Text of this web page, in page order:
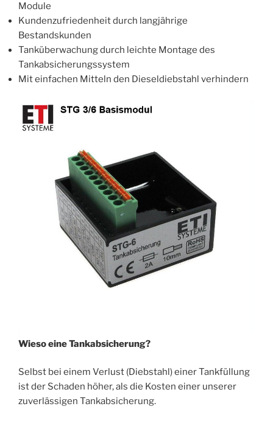
Module
Kundenzufriedenheit durch langjährige
Bestandskunden
Tanküberwachung durch leichte Montage des
Tankabsicherungssystem
Mit einfachen Mitteln den Dieseldiebstahl verhindern
Wieso eine Tankabsicherung?
Selbst bei einem Verlust (Diebstahl) einer Tankfüllung
ist der Schaden höher, als die Kosten einer unserer
zuverlässigen Tankabsicherung.